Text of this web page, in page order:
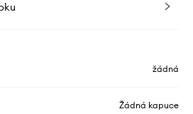
žádná
Žádná kapuce